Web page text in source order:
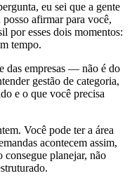
eu sei que a gente
afirmar para você,
por esses dois momentos:
tempo.
das empresas — não é do
gestão de categoria,
e o que você precisa
Você pode ter a área
acontecem assim,
consegue planejar, não